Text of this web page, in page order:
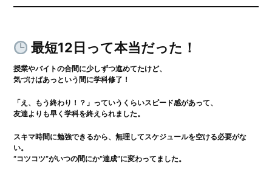
最短12日って本当だった！
授業やバイトの合間に少しずつ進めてたけど、
気づけばあっという間に学科修了！
「え、もう終わり！？」っていうくらいスピード感があって、
友達よりも早く学科を終えられました。
スキマ時間に勉強できるから、無理してスケジュールを空ける必要がな
い。
“コツコツ”がいつの間にか“達成”に変わってました。